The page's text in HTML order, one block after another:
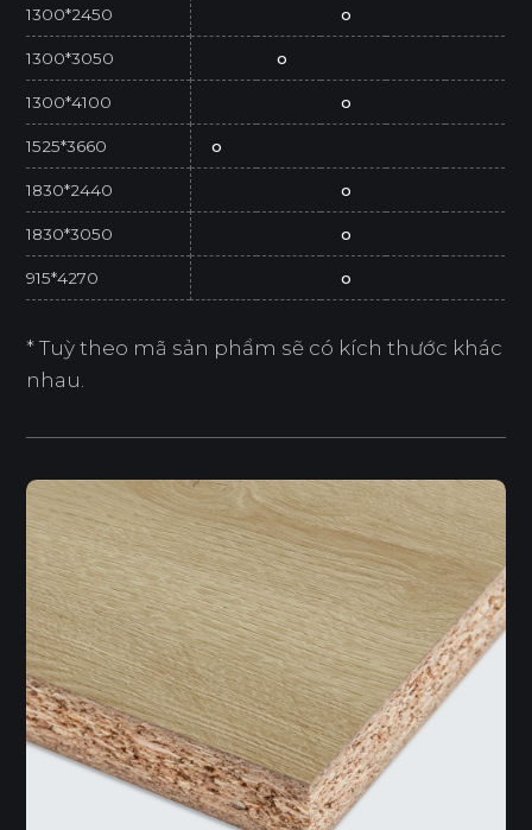
1300*2450 o
1300*3050 o
1300*4100 o
1525*3660 o
1830*2440 o
1830*3050 o
915*4270 o
* Tuỳ theo mã sản phẩm sẽ có kích thước khác
nhau.